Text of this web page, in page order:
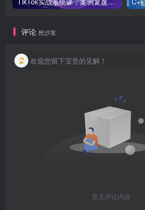
评论 抢沙发
欢迎您留下宝贵的见解！
暂无评论内容